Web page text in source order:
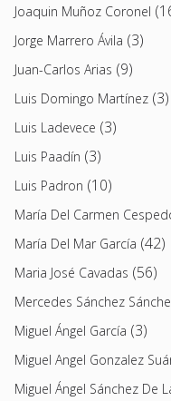
Joaquin Muñoz Coronel
Jorge Marrero Ávila (3)
Juan-Carlos Arias (9)
Luis Domingo Martínez (3)
Luis Ladevece (3)
Luis Paadín (3)
Luis Padron (10)
María Del Carmen
María Del Mar García (42)
Maria José Cavadas (56)
Mercedes Sánchez
Miguel Ángel García (3)
Miguel Angel Gonzalez
Miguel Ángel Sánchez De